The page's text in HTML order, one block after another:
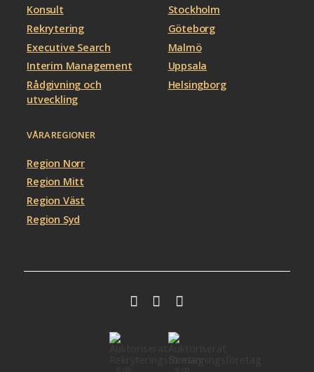
Konsult
Rekrytering
Executive Search
Interim Management
Rådgivning och
utveckling
Stockholm
Göteborg
Malmö
Uppsala
Helsingborg
VÅRA REGIONER
Region Norr
Region Mitt
Region Väst
Region Syd